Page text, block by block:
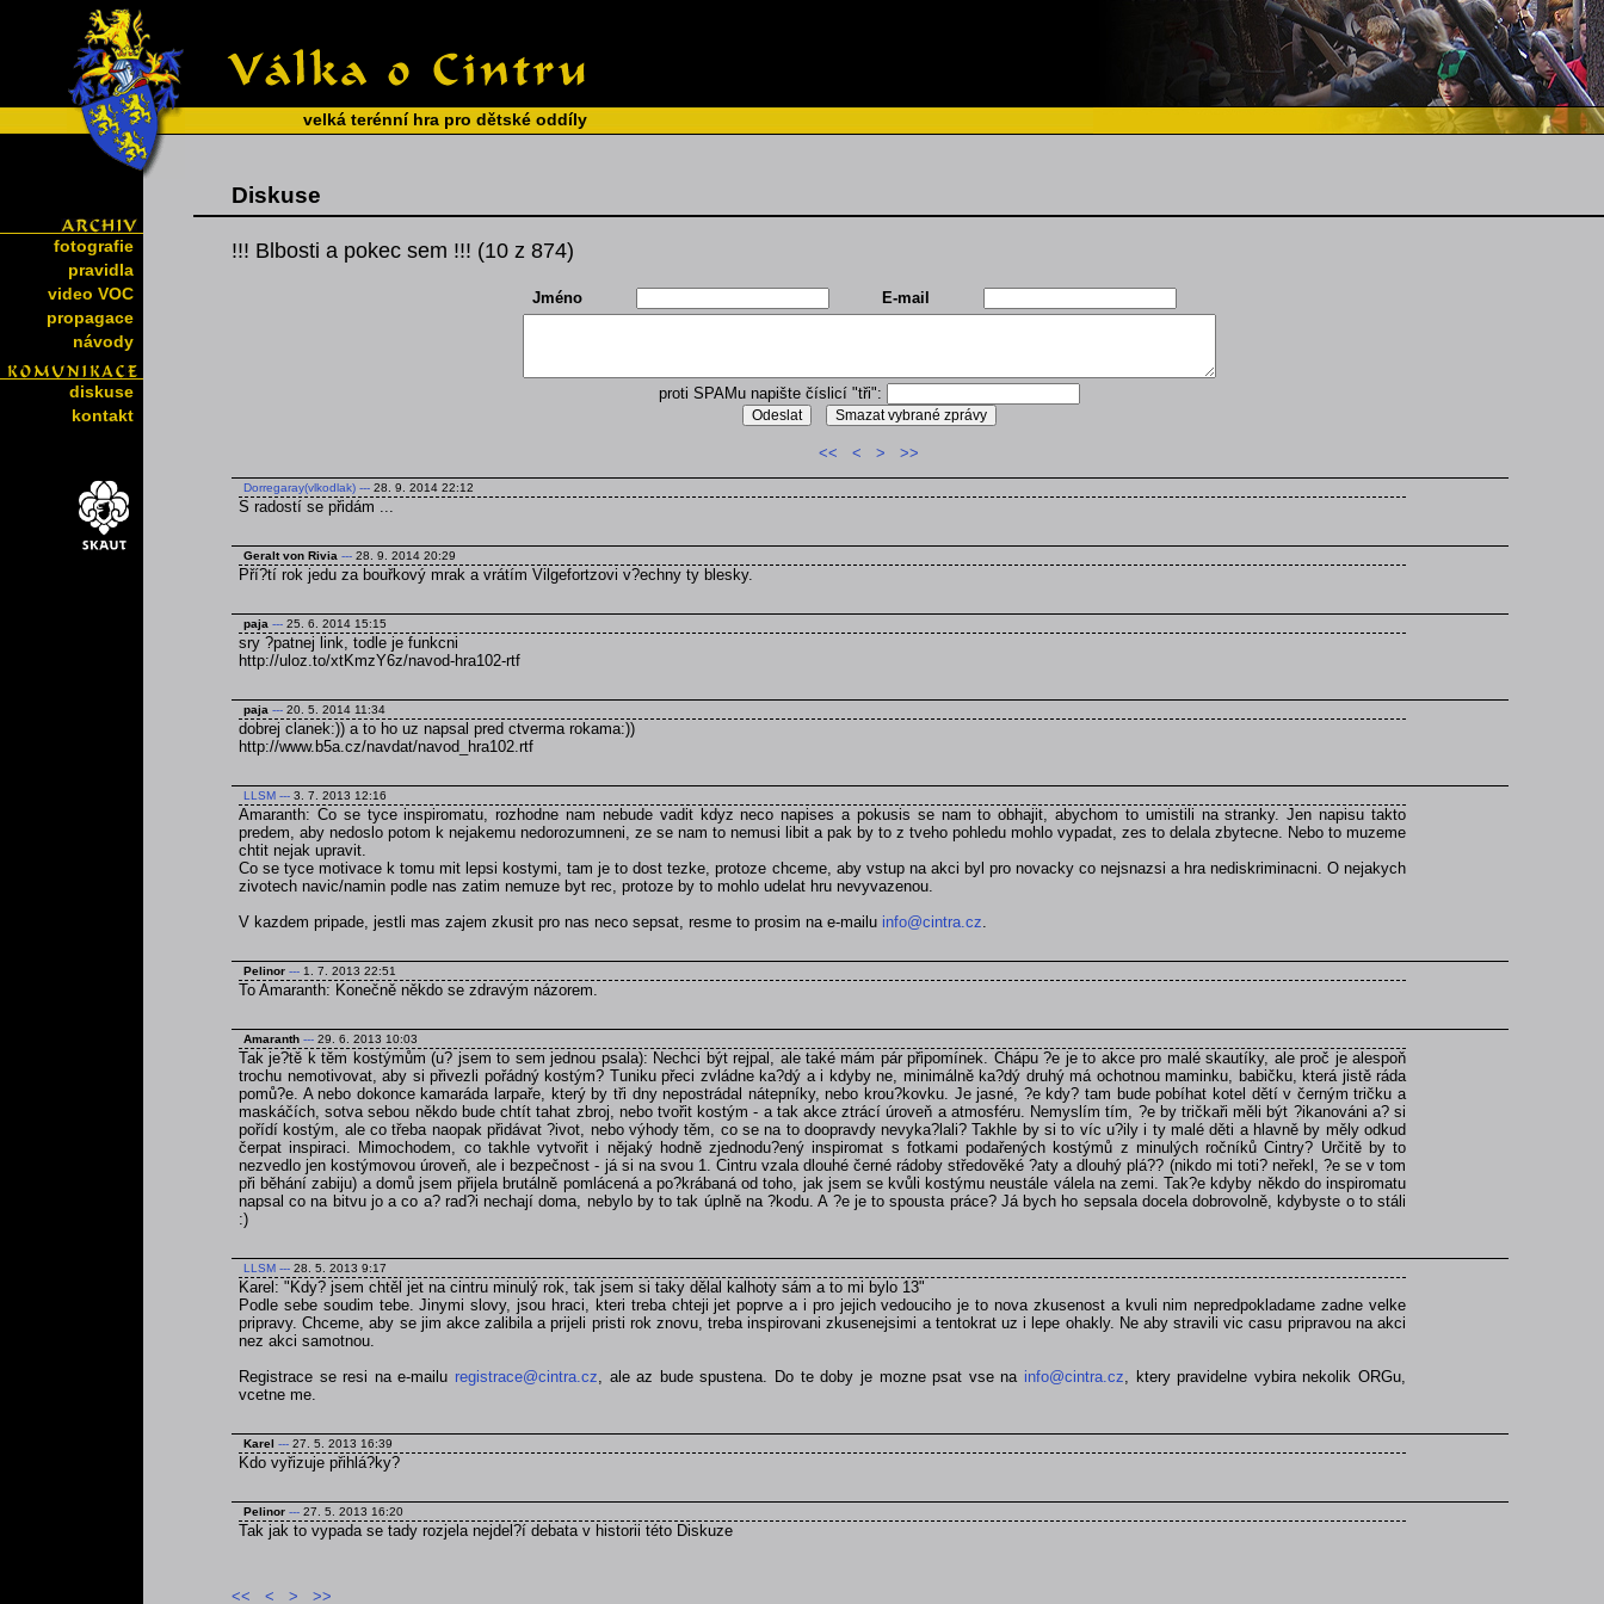
velká terénní hra pro dětské oddíly
fotografie
pravidla
video VOC
propagace
návody
diskuse
kontakt
Diskuse
!!! Blbosti a pokec sem !!! (10 z 874)
Jméno E-mail
proti SPAMu napište číslicí "tři":
<< < > >>
Dorregaray(vlkodlak) --- 28. 9. 2014 22:12
S radostí se přidám ...
Geralt von Rivia --- 28. 9. 2014 20:29
Pří?tí rok jedu za bouřkový mrak a vrátím Vilgefortzovi v?echny ty blesky.
paja --- 25. 6. 2014 15:15
sry ?patnej link, todle je funkcni
http://uloz.to/xtKmzY6z/navod-hra102-rtf
paja --- 20. 5. 2014 11:34
dobrej clanek:)) a to ho uz napsal pred ctverma rokama:))
http://www.b5a.cz/navdat/navod_hra102.rtf
LLSM --- 3. 7. 2013 12:16
Amaranth: Co se tyce inspiromatu, rozhodne nam nebude vadit kdyz neco napises a pokusis se nam to obhajit, abychom to umistili na stranky. Jen napisu takto
predem, aby nedoslo potom k nejakemu nedorozumneni, ze se nam to nemusi libit a pak by to z tveho pohledu mohlo vypadat, zes to delala zbytecne. Nebo to muzeme
chtit nejak upravit.
Co se tyce motivace k tomu mit lepsi kostymi, tam je to dost tezke, protoze chceme, aby vstup na akci byl pro novacky co nejsnazsi a hra nediskriminacni. O nejakych
zivotech navic/namin podle nas zatim nemuze byt rec, protoze by to mohlo udelat hru nevyvazenou.
V kazdem pripade, jestli mas zajem zkusit pro nas neco sepsat, resme to prosim na e-mailu info@cintra.cz.
Pelinor --- 1. 7. 2013 22:51
To Amaranth: Konečně někdo se zdravým názorem.
Amaranth --- 29. 6. 2013 10:03
Tak je?tě k těm kostýmům (u? jsem to sem jednou psala): Nechci být rejpal, ale také mám pár připomínek. Chápu ?e je to akce pro malé skautíky, ale proč je alespoň
trochu nemotivovat, aby si přivezli pořádný kostým? Tuniku přeci zvládne ka?dý a i kdyby ne, minimálně ka?dý druhý má ochotnou maminku, babičku, která jistě ráda
pomů?e. A nebo dokonce kamaráda larpaře, který by tři dny nepostrádal nátepníky, nebo krou?kovku. Je jasné, ?e kdy? tam bude pobíhat kotel dětí v černým tričku a
maskáčích, sotva sebou někdo bude chtít tahat zbroj, nebo tvořit kostým - a tak akce ztrácí úroveň a atmosféru. Nemyslím tím, ?e by tričkaři měli být ?ikanováni a? si
pořídí kostým, ale co třeba naopak přidávat ?ivot, nebo výhody těm, co se na to doopravdy nevyka?lali? Takhle by si to víc u?ily i ty malé děti a hlavně by měly odkud
čerpat inspiraci. Mimochodem, co takhle vytvořit i nějaký hodně zjednodu?ený inspiromat s fotkami podařených kostýmů z minulých ročníků Cintry? Určitě by to
nezvedlo jen kostýmovou úroveň, ale i bezpečnost - já si na svou 1. Cintru vzala dlouhé černé rádoby středověké ?aty a dlouhý plá?? (nikdo mi toti? neřekl, ?e se v tom
při běhání zabiju) a domů jsem přijela brutálně pomlácená a po?krábaná od toho, jak jsem se kvůli kostýmu neustále válela na zemi. Tak?e kdyby někdo do inspiromatu
napsal co na bitvu jo a co a? rad?i nechají doma, nebylo by to tak úplně na ?kodu. A ?e je to spousta práce? Já bych ho sepsala docela dobrovolně, kdybyste o to stáli
:)
LLSM --- 28. 5. 2013 9:17
Karel: "Kdy? jsem chtěl jet na cintru minulý rok, tak jsem si taky dělal kalhoty sám a to mi bylo 13"
Podle sebe soudim tebe. Jinymi slovy, jsou hraci, kteri treba chteji jet poprve a i pro jejich vedouciho je to nova zkusenost a kvuli nim nepredpokladame zadne velke
pripravy. Chceme, aby se jim akce zalibila a prijeli pristi rok znovu, treba inspirovani zkusenejsimi a tentokrat uz i lepe ohakly. Ne aby stravili vic casu pripravou na akci
nez akci samotnou.
Registrace se resi na e-mailu registrace@cintra.cz, ale az bude spustena. Do te doby je mozne psat vse na info@cintra.cz, ktery pravidelne vybira nekolik ORGu,
vcetne me.
Karel --- 27. 5. 2013 16:39
Kdo vyřizuje přihlá?ky?
Pelinor --- 27. 5. 2013 16:20
Tak jak to vypada se tady rozjela nejdel?í debata v historii této Diskuze
<< < > >>